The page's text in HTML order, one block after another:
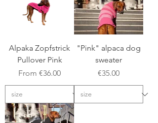
Alpaka Zopfstrick
Pullover Pink
From €36.00
Sale Price
"Pink" alpaca dog
sweater
Price
€35.00